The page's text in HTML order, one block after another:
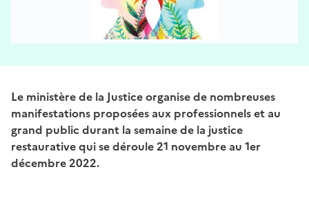
Le ministère de la Justice organise de nombreuses
manifestations proposées aux professionnels et au
grand public durant la semaine de la justice
restaurative qui se déroule 21 novembre au 1er
décembre 2022.